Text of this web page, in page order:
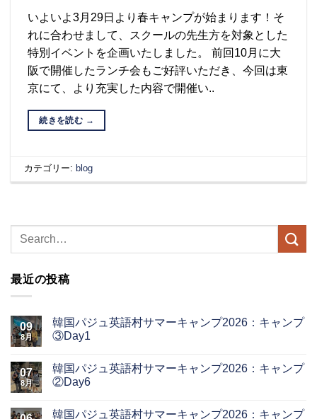
いよいよ3月29日より春キャンプが始まります！そ
れに合わせまして、スクールの先生方を対象とした
特別イベントを企画いたしました。 前回10月に大
阪で開催したランチ会もご好評いただき、今回は東
京にて、より充実した内容で開催い..
続きを読む →
カテゴリー: blog
最近の投稿
09
8月
韓国パジュ英語村サマーキャンプ2026：キャンプ
③Day1
07
8月
韓国パジュ英語村サマーキャンプ2026：キャンプ
②Day6
韓国パジュ英語村サマーキャンプ2026：キャンプ